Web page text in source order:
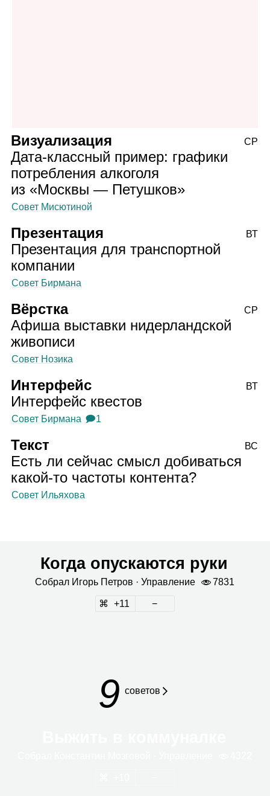
Визуализация
Дата‑классный пример: графики
потребления алкоголя
из «Москвы — Петушков»
Совет Мисютиной
СР
Презентация
Презентация для транспортной
компании
Совет Бирмана
ВТ
Вёрстка
Афиша выставки нидерландской
живописи
Совет Нозика
СР
Интерфейс
Интерфейс квестов
Совет Бирмана 🗩1
ВТ
Текст
Есть ли сейчас смысл добиваться
какой‑то частоты контента?
Совет Ильяхова
ВС
Когда опускаются руки
Собрал Игорь Пет­ров · Управ­ле­ние 7831
11
9 сове­тов